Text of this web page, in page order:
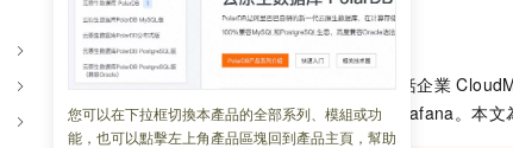
您可以在下拉框切換本產品的全部系列、模組或功
能，也可以點擊左上角產品區塊回到產品主頁，幫助
更新時間： 2024-07-18 19:22:59
CloudMonitor 的整合方式包括企業
掛程式，企業監控大盤還支援雲下自建
Grafana。本